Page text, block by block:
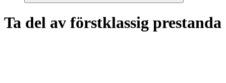
Ta del av förstklassig prestanda